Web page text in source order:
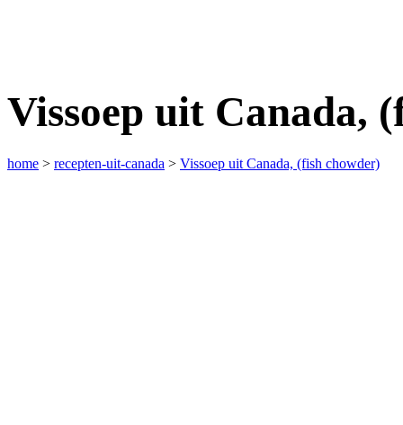
Vissoep uit Canada,
home > recepten-uit-canada > Vissoep uit Canada, (fish chowder)